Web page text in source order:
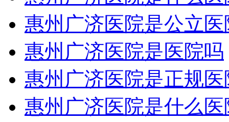
惠州广济医院是公立医
惠州广济医院是医院吗
惠州广济医院是正规医
惠州广济医院是什么医